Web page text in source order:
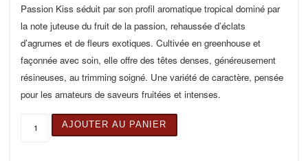
Passion Kiss séduit par son profil aromatique tropical dominé par
la note juteuse du fruit de la passion, rehaussée d’éclats
d’agrumes et de fleurs exotiques. Cultivée en greenhouse et
façonnée avec soin, elle offre des têtes denses, généreusement
résineuses, au trimming soigné. Une variété de caractère, pensée
pour les amateurs de saveurs fruitées et intenses.
quantité de PASSION KISS 50G
AJOUTER AU PANIER